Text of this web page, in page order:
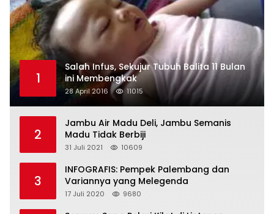
1
Salah Infus, Sekujur Tubuh Balita 11 Bulan
ini Membengkak
28 April 2016 11015
2
Jambu Air Madu Deli, Jambu Semanis
Madu Tidak Berbiji
31 Juli 2021 10609
3
INFOGRAFIS: Pempek Palembang dan
Variannya yang Melegenda
17 Juli 2020 9680